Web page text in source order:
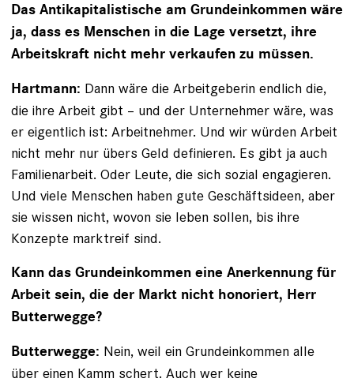
Das Antikapitalistische am Grundeinkommen wäre
ja, dass es Menschen in die Lage versetzt, ihre
Arbeitskraft nicht mehr verkaufen zu müssen.
Hartmann: Dann wäre die Arbeitgeberin endlich die,
die ihre Arbeit gibt – und der Unternehmer wäre, was
er eigentlich ist: Arbeitnehmer. Und wir würden Arbeit
nicht mehr nur übers Geld definieren. Es gibt ja auch
Familien­arbeit. Oder Leute, die sich sozial engagieren.
Und viele Menschen haben gute Geschäftsideen, aber
sie wissen nicht, wovon sie leben sollen, bis ihre
Konzepte marktreif sind.
Kann das Grundeinkommen eine Anerkennung für
Arbeit sein, die der Markt nicht honoriert, Herr
Butterwegge?
Butterwegge: Nein, weil ein Grundeinkommen alle
über einen Kamm schert. Auch wer keine